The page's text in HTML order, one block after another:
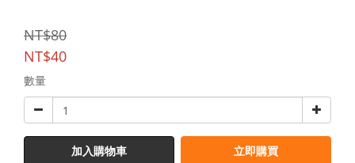
NT$80
NT$40
數量
加入購物車 立即購買